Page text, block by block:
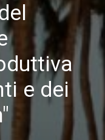
e dei